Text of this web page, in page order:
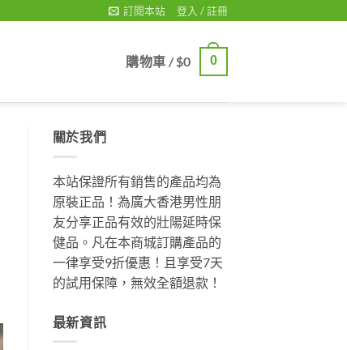
訂閱本站 登入 / 註冊
購物車 /$0 0
關於我們
本站保證所有銷售的產品均為
原裝正品！為廣大香港男性朋
友分享正品有效的壯陽延時保
健品。凡在本商城訂購產品的
一律享受9折優惠！且享受7天
的試用保障，無效全額退款！
最新資訊